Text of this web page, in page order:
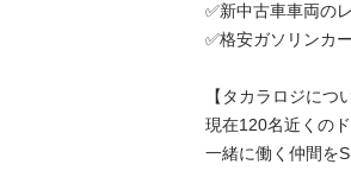
✅新中古車車両の
✅格安ガソリンカ
【タカラロジにつ
現在120名近くの
一緒に働く仲間を